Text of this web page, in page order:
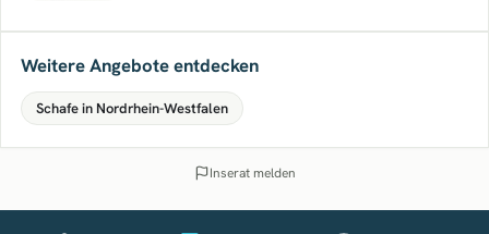
Weitere Angebote entdecken
Schafe in Nordrhein-Westfalen
Inserat melden